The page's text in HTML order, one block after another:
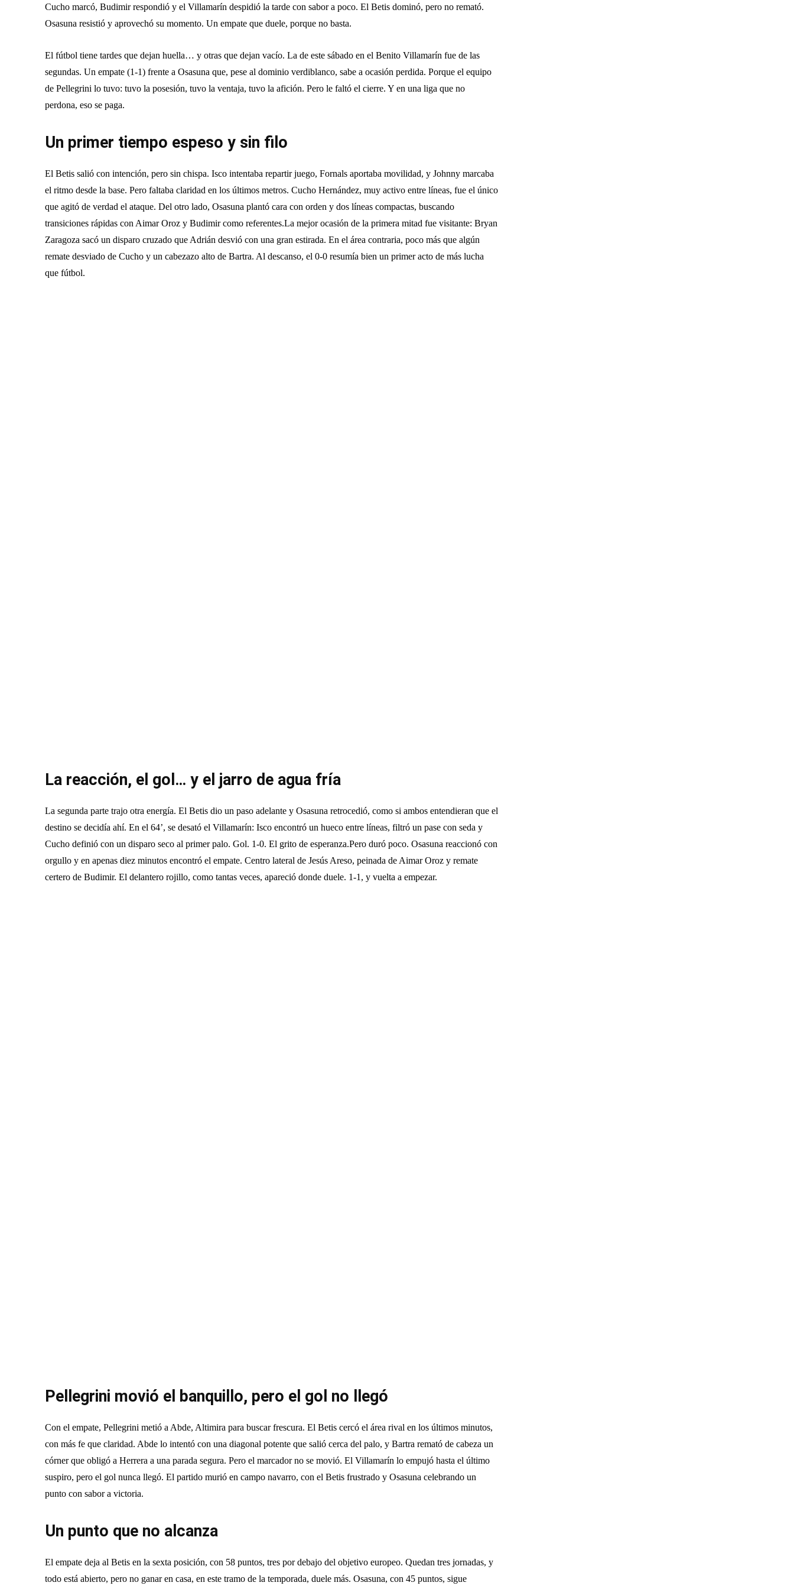
Cucho marcó, Budimir respondió y el Villamarín despidió la tarde con sabor a poco. El Betis dominó, pero no remató.
Osasuna resistió y aprovechó su momento. Un empate que duele, porque no basta.
El fútbol tiene tardes que dejan huella… y otras que dejan vacío. La de este sábado en el Benito Villamarín fue de las
segundas. Un empate (1-1) frente a Osasuna que, pese al dominio verdiblanco, sabe a ocasión perdida. Porque el equipo
de Pellegrini lo tuvo: tuvo la posesión, tuvo la ventaja, tuvo la afición. Pero le faltó el cierre. Y en una liga que no
perdona, eso se paga.
Un primer tiempo espeso y sin filo
El Betis salió con intención, pero sin chispa. Isco intentaba repartir juego, Fornals aportaba movilidad, y Johnny marcaba
el ritmo desde la base. Pero faltaba claridad en los últimos metros. Cucho Hernández, muy activo entre líneas, fue el único
que agitó de verdad el ataque. Del otro lado, Osasuna plantó cara con orden y dos líneas compactas, buscando
transiciones rápidas con Aimar Oroz y Budimir como referentes.La mejor ocasión de la primera mitad fue visitante: Bryan
Zaragoza sacó un disparo cruzado que Adrián desvió con una gran estirada. En el área contraria, poco más que algún
remate desviado de Cucho y un cabezazo alto de Bartra. Al descanso, el 0-0 resumía bien un primer acto de más lucha
que fútbol.
La reacción, el gol… y el jarro de agua fría
La segunda parte trajo otra energía. El Betis dio un paso adelante y Osasuna retrocedió, como si ambos entendieran que el
destino se decidía ahí. En el 64’, se desató el Villamarín: Isco encontró un hueco entre líneas, filtró un pase con seda y
Cucho definió con un disparo seco al primer palo. Gol. 1-0. El grito de esperanza.Pero duró poco. Osasuna reaccionó con
orgullo y en apenas diez minutos encontró el empate. Centro lateral de Jesús Areso, peinada de Aimar Oroz y remate
certero de Budimir. El delantero rojillo, como tantas veces, apareció donde duele. 1-1, y vuelta a empezar.
Pellegrini movió el banquillo, pero el gol no llegó
Con el empate, Pellegrini metió a Abde, Altimira para buscar frescura. El Betis cercó el área rival en los últimos minutos,
con más fe que claridad. Abde lo intentó con una diagonal potente que salió cerca del palo, y Bartra remató de cabeza un
córner que obligó a Herrera a una parada segura. Pero el marcador no se movió. El Villamarín lo empujó hasta el último
suspiro, pero el gol nunca llegó. El partido murió en campo navarro, con el Betis frustrado y Osasuna celebrando un
punto con sabor a victoria.
Un punto que no alcanza
El empate deja al Betis en la sexta posición, con 58 puntos, tres por debajo del objetivo europeo. Quedan tres jornadas, y
todo está abierto, pero no ganar en casa, en este tramo de la temporada, duele más. Osasuna, con 45 puntos, sigue